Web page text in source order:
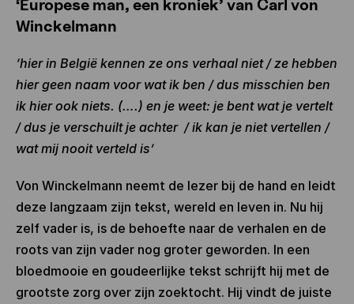
‘Europese man, een kroniek’ van Carl von
Winckelmann
‘hier in België kennen ze ons verhaal niet / ze hebben
hier geen naam voor wat ik ben / dus misschien ben
ik hier ook niets. (….) en je weet: je bent wat je vertelt
/ dus je verschuilt je achter / ik kan je niet vertellen /
wat mij nooit verteld is’
Von Winckelmann neemt de lezer bij de hand en leidt
deze langzaam zijn tekst, wereld en leven in. Nu hij
zelf vader is, is de behoefte naar de verhalen en de
roots van zijn vader nog groter geworden. In een
bloedmooie en goudeerlijke tekst schrijft hij met de
grootste zorg over zijn zoektocht. Hij vindt de juiste